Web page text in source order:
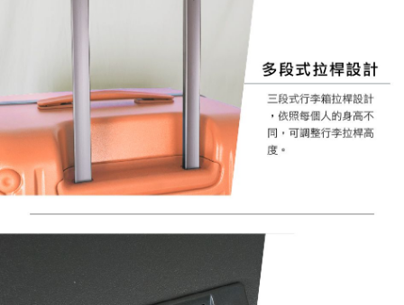
時審查核予不同之上限額度；若仍有額度不足之情形，本公司將視審查結果
５．嚴禁一人註冊多個帳號或使用他人資訊註冊。若發現惡意使用之情形，
恩沛科技股份有限公司將有權停止該用戶之使用額度並採取法律行動。